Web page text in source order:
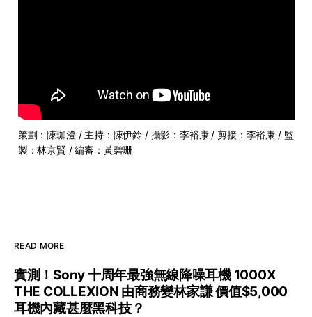
策劃：陳珈澄 / 主持：陳伊鈴 / 攝影：李裕康 / 剪接：李裕康 / 監
製：林京賢 / 編審：黃碧珊
READ MORE
實測！Sony 十周年最強無線降噪耳機 1000X
THE COLLEXION 由商務變林家謙 價值$5,000
耳機內藏甚麼黑科技？